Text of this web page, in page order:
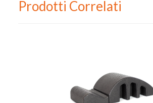
Prodotti Correlati